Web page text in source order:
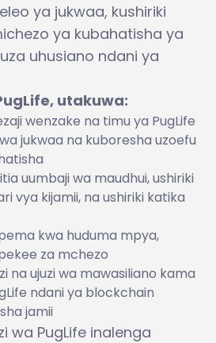
ya jukwaa, kushiriki
ya kubahatisha ya
uhusiano ndani ya
utakuwa:
wenzake na timu ya PugLife
jukwaa na kuboresha uzoefu
uumbaji wa maudhui, ushiriki
vya kijamii, na ushiriki katika
kwa huduma mpya,
za mchezo
na ujuzi wa mawasiliano kama
ndani ya blockchain
jamii
wa PugLife inalenga